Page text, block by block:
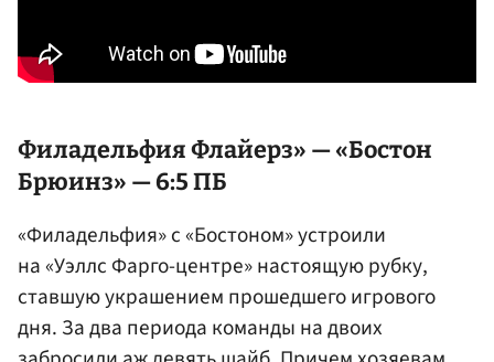
Филадельфия Флайерз» — «Бостон
Брюинз» — 6:5 ПБ
«Филадельфия» с «Бостоном» устроили
на «Уэллс Фарго-центре» настоящую рубку,
ставшую украшением прошедшего игрового
дня. За два периода команды на двоих